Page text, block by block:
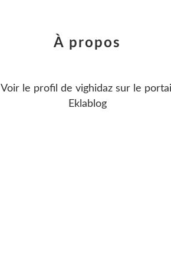
À propos
Voir le profil de vighidaz sur le
Eklablog